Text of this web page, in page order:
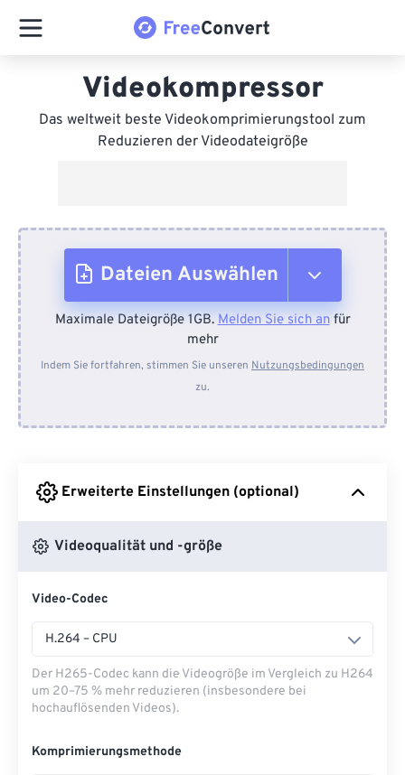
Videokompressor
Das weltweit beste Videokomprimierungstool zum
Reduzieren der Videodateigröße
Dateien Auswählen
Vom Gerät
Von Dropbox
Maximale Dateigröße 1GB.Melden Sie sich anfür
mehr
Indem Sie fortfahren, stimmen Sie unseren Nutzungsbedingungen
zu.
Erweiterte Einstellungen (optional)
Videoqualität und -größe
Video-Codec
H.264 – CPU
Der H265-Codec kann die Videogröße im Vergleich zu H264
um 20–75 % mehr reduzieren (insbesondere bei
hochauflösenden Videos).
Komprimierungsmethode